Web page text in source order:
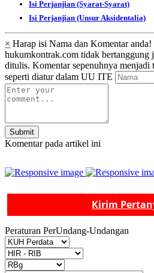
Isi Perjanjian (Syarat-Syarat)
Isi Perjanjian (Unsur Aksidentalia)
× Harap isi Nama dan Komentar anda!
hukumkontrak.com tidak bertanggung
ditulis. Komentar sepenuhnya menjadi
seperti diatur dalam UU ITE
Submit
Komentar pada artikel ini
Kirim
Peraturan PerUndang-Undangan